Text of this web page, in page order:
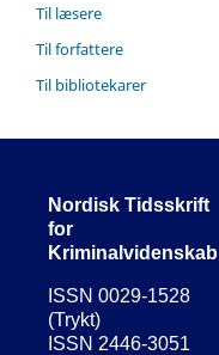
Til læsere
Til forfattere
Til bibliotekarer
Nordisk Tidsskrift
for
Kriminalvidenskab
ISSN 0029-1528
(Trykt)
ISSN 2446-3051